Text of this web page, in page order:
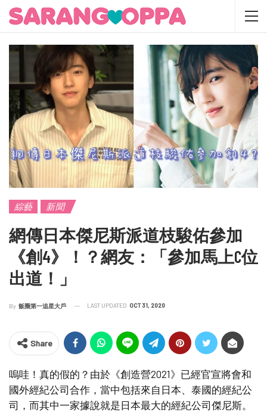
綜藝 新聞
網傳日本傑尼斯派道枝駿佑參加
《創4》！？網友：「參加馬上C位
出道！」
By 飯圈第一追星大戶 LAST UPDATED OCT 31, 2020
Share
嗚哇！真的假的？由於《創造營2021》已經官宣將會和
國外經紀公司合作，當中包括來自日本、泰國的經紀公
司，而其中一家據說就是日本最大的經紀公司傑尼斯。